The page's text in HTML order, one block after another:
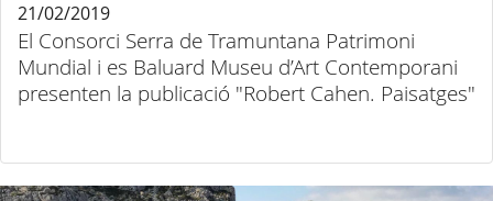
El Consorci Serra de Tramuntana Patrimoni
Mundial i es Baluard Museu d’Art Contemporani
presenten la publicació "Robert Cahen. Paisatges"
21/02/2019